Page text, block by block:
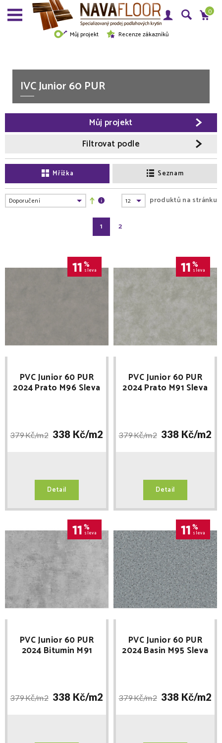
Můj projekt Recenze zákazníků
0
IVC Junior 60 PUR
Filtrovat podle
Můj projekt
Mřížka Seznam
1 2
produktů na stránku
11 %
sleva
PVC Junior 60 PUR
2024 Prato M96 Sleva
379 Kč/m2 338 Kč/m2
Detail
11 %
sleva
PVC Junior 60 PUR
2024 Prato M91 Sleva
379 Kč/m2 338 Kč/m2
Detail
11 %
sleva
PVC Junior 60 PUR
2024 Bitumin M91
379 Kč/m2 338 Kč/m2
11 %
sleva
PVC Junior 60 PUR
2024 Basin M95 Sleva
379 Kč/m2 338 Kč/m2